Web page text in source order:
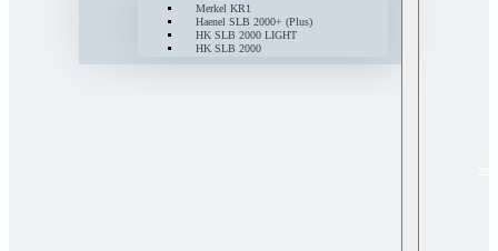
Merkel KR1
Haenel SLB 2000+ (Plus)
HK SLB 2000 LIGHT
HK SLB 2000